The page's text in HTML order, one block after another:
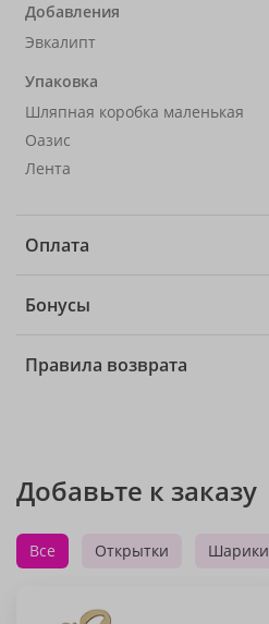
Добавления
Эвкалипт
Упаковка
Шляпная коробка маленькая
Оазис
Лента
Оплата
Бонусы
Правила возврата
Добавьте к заказу
Все Открытки Шарики